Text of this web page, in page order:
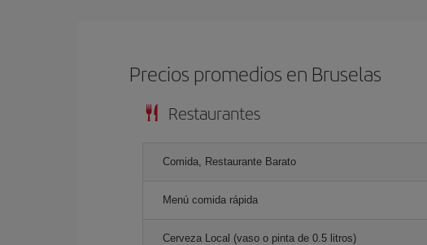
Precios promedios en Bruselas
Restaurantes
Comida, Restaurante Barato
Menú comida rápida
Cerveza Local (vaso o pinta de 0.5 litros)